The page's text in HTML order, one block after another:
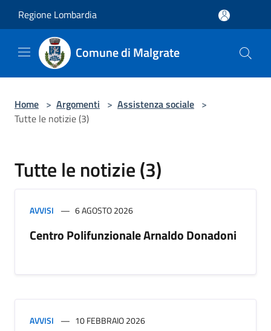
Regione Lombardia
Comune di Malgrate
Home > Argomenti > Assistenza sociale >
Tutte le notizie (3)
Tutte le notizie (3)
AVVISI 6 AGOSTO 2026
Centro Polifunzionale Arnaldo Donadoni
AVVISI 10 FEBBRAIO 2026